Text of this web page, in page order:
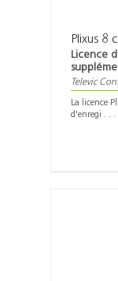
Plixus 8
Licence
Televic
La licence
d'enregi . . .